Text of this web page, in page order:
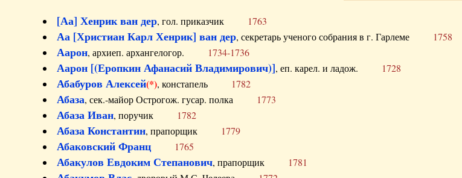
[Аа] Хенрик ван дер, гол. приказчик 1763
Аа [Христиан Карл Хенрик] ван дер, секретарь ученого собрания в г. Гарлеме 1758
Аарон, архиеп. архангелогор. 1734-1736
Аарон [(Еропкин Афанасий Владимирович)], еп. карел. и ладож. 1728
Абабуров Алексей(*), констапель 1782
Абаза, сек.-майор Острогож. гусар. полка 1773
Абаза Иван, поручик 1782
Абаза Константин, прапорщик 1779
Абаковский Франц 1765
Абакулов Евдоким Степанович, прапорщик 1781